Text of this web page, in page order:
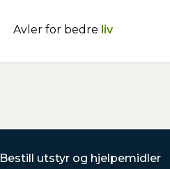
Avler for bedre liv
Bestill utstyr og hjelpemidler